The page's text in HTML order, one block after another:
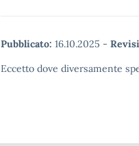
Pubblicato: 16.10.2025 -
Eccetto dove diversamente